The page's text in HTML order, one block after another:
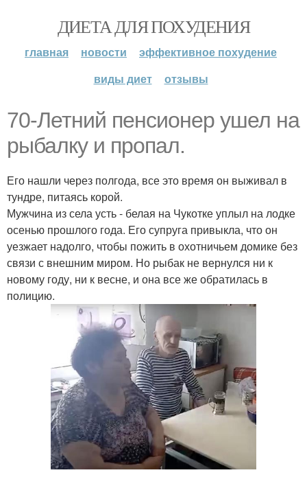
ДИЕТА ДЛЯ ПОХУДЕНИЯ
главная новости
эффективное похудение
виды диет
отзывы
70-Летний пенсионер ушел на
рыбалку и пропал.
Его нашли через полгода, все это время он выживал в
тундре, питаясь корой.
Мужчина из села усть - белая на Чукотке уплыл на лодке
осенью прошлого года. Его супруга привыкла, что он
уезжает надолго, чтобы пожить в охотничьем домике без
связи с внешним миром. Но рыбак не вернулся ни к
новому году, ни к весне, и она все же обратилась в
полицию.